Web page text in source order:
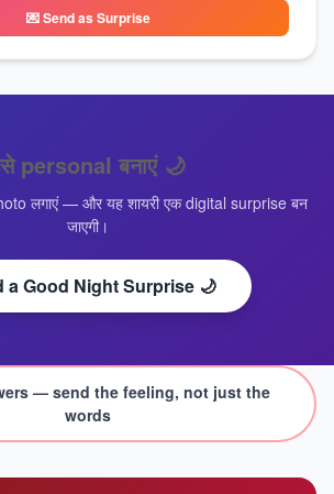
💌 Send as Surprise
personal बनाएं 🌙
लगाएं — और यह शायरी एक digital surprise बन
जाएगी।
a Good Night Surprise 🌙
— send the feeling, not just the
words